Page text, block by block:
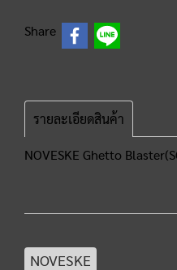
Share
รายละเอียดสินค้า
NOVESKE Ghetto
NOVESKE